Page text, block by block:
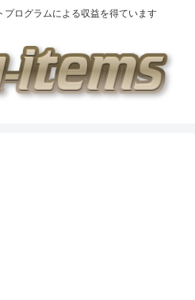
ログラムによる収益を得ています